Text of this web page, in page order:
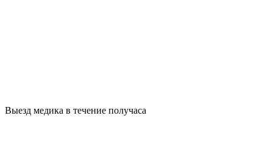
Выезд медика в течение получаса